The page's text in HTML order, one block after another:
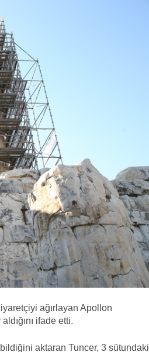
ağırlayan Apollon
ifade etti.
aktaran Tuncer, 3 sütundaki